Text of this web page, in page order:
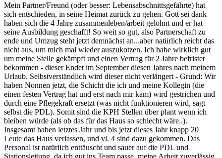
Mein Partner/Freund (oder besser: Lebensabschnittsgefährte) hat
sich entschieden, in seine Heimat zurück zu gehen. Gott sei dank
haben sich die 4 Jahre zusammenleben/arbeit gelohnt und er hat
seine Ausbildung geschafft! So weit so gut, also Partnerschaft zu
ende und Umzug steht jetzt demnächst an...aber natürlich reicht das
nicht aus, um mich mal wieder auszukotzen. Ich habe wirklich gut
um meine Stelle gekämpft und einen Vertrag für 2 Jahre befristet
bekommen - dieser Endet im September diesen Jahres nach meinem
Urlaub. Selbstverständlich wird dieser nicht verlängert - Grund: Wir
haben Nonnen jetzt, die Schicht die ich und meine Kollegin (die
einen festen Vertrag hat und erst nach mir kam) wird gestrichen und
durch eine Pflegekraft ersetzt (was nicht funktionieren wird, sagt
selbst die PDL). Somit sind die KPH Stellen über plant wenn ich
bleiben würde (als ob das für das Haus so schlecht wäre..).
Insgesamt haben letztes Jahr und bis jetzt dieses Jahr knapp 20
Leute das Haus verlassen, und vl. 4 sind dazu gekommen. Das
Personal ist natürlich enttäuscht und sauer auf die PDL und
Stationsleitung, da ich gut ins Team passe, meine Arbeit zuverlässig